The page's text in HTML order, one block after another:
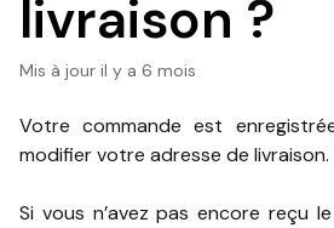
livraison ?
Mis à jour il y a 6 mois
Votre commande est
modifier votre adresse de livraison.
Si vous n’avez pas encore reçu